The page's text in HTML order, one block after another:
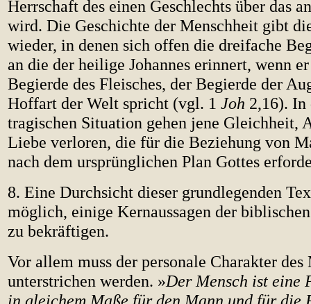
Herrschaft des einen Geschlechts über das
wird. Die Geschichte der Menschheit gibt
wieder, in denen sich offen die dreifache
an die der heilige Johannes erinnert, wenn
Begierde des Fleisches, der Begierde der
Hoffart der Welt spricht (vgl. 1 Joh 2,16). In
tragischen Situation gehen jene Gleichheit,
Liebe verloren, die für die Beziehung von
nach dem ursprünglichen Plan Gottes
8. Eine Durchsicht dieser grundlegenden
möglich, einige Kernaussagen der
zu bekräftigen.
Vor allem muss der personale Charakter des
unterstrichen werden. »Der Mensch ist eine
in gleichem Maße für den Mann und für die